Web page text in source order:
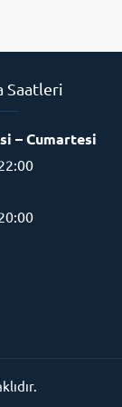
Saatleri
– Cumartesi